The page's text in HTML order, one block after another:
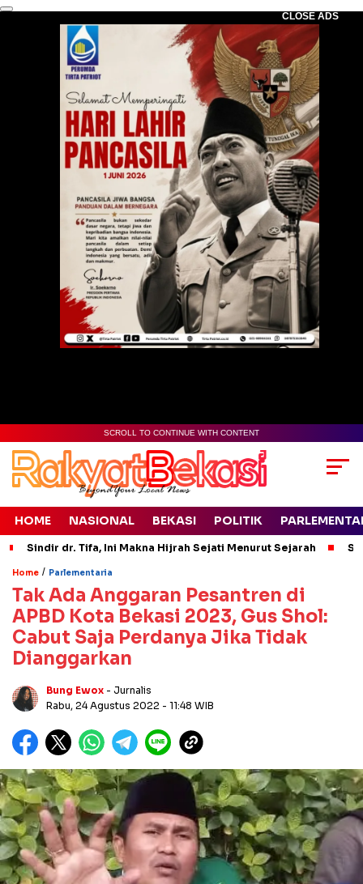
CLOSE ADS
SCROLL TO CONTINUE WITH CONTENT
HOME NASIONAL BEKASI POLITIK
Sindir dr. Tifa, Ini Makna Hijrah Sejati Menurut Sejarah
Home / Parlementaria
Tak Ada Anggaran Pesantren di
APBD Kota Bekasi 2023, Gus Shol:
Cabut Saja Perdanya Jika Tidak
Dianggarkan
Bung Ewox - Jurnalis
Rabu, 24 Agustus 2022 - 11:48 WIB